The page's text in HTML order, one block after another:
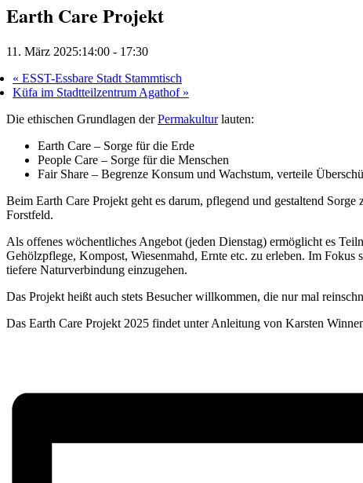
Earth Care Projekt
11. März 2025:14:00 - 17:30
« ESST-Essbare Stadt Stammtisch
Küfa im Stadtteilzentrum Agathof »
Die ethischen Grundlagen derPermakulturlauten:
Earth Care – Sorge für die Erde
People Care – Sorge für die Menschen
Fair Share – Begrenze Konsum und Wachstum, verteile
Beim Earth Care Projekt geht es darum, pflegend und gestaltend
Forstfeld.
Als offenes wöchentliches Angebot (jeden Dienstag) ermöglicht es
Gehölzpflege, Kompost, Wiesenmahd, Ernte etc. zu erleben. Im
tiefere Naturverbindung einzugehen.
Das Projekt heißt auch stets Besucher willkommen, die nur mal
Das Earth Care Projekt 2025 findet unter Anleitung von Karsten